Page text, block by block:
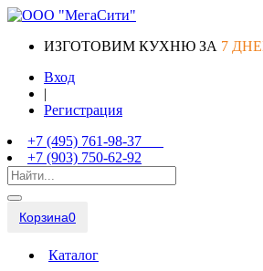
ИЗГОТОВИМ КУХНЮ ЗА 7
Вход
|
Регистрация
+7 (495) 761-98-37
+7 (903) 750-62-92
Корзина0
Каталог